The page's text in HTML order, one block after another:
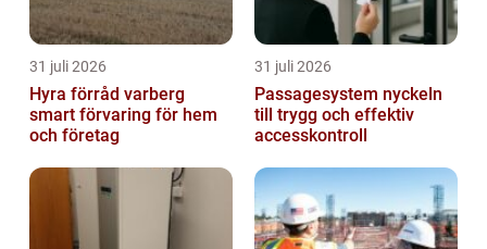
31 juli 2026
Hyra förråd varberg
smart förvaring för hem
och företag
31 juli 2026
Passagesystem nyckeln
till trygg och effektiv
accesskontroll